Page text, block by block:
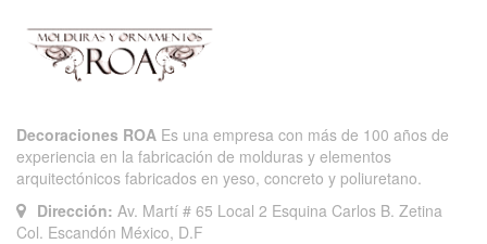
Decoraciones ROA Es una empresa con más de 100 años de
experiencia en la fabricación de molduras y elementos
arquitectónicos fabricados en yeso, concreto y poliuretano.
Dirección: Av. Martí # 65 Local 2 Esquina Carlos B. Zetina
Col. Escandón México, D.F